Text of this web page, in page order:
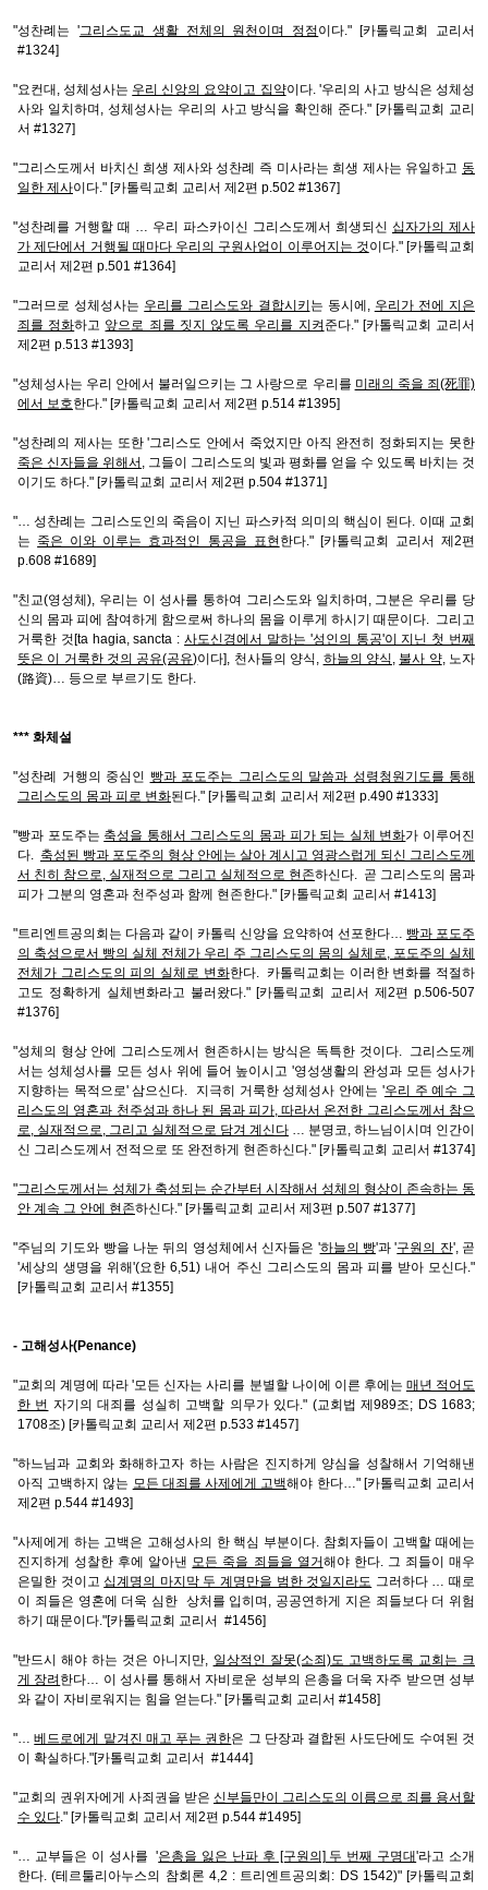
"성찬례는 '그리스도교 생활 전체의 원천이며 정점 이다." [카톨릭교회 교리서
#1324]
"요컨대, 성체성사는 우리 신앙의 요약이고 집약이다. '우리의 사고 방식은 성체성
사와 일치하며, 성체성사는 우리의 사고 방식을 확인해 준다." [카톨릭교회 교리
서 #1327]
"그리스도께서 바치신 희생 제사와 성찬례 즉 미사라는 희생 제사는 유일하고 동
일한 제사이다." [카톨릭교회 교리서 제2편 p.502 #1367]
"성찬례를 거행할 때 … 우리 파스카이신 그리스도께서 희생되신 십자가의 제사
가 제단에서 거행될 때마다 우리의 구원사업이 이루어지는 것이다." [카톨릭교회
교리서 제2편 p.501 #1364]
"그러므로 성체성사는 우리를 그리스도와 결합시키 는 동시에, 우리가 전에 지은
죄를 정화하고 앞으로 죄를 짓지 않도록 우리를 지켜 준다." [카톨릭교회 교리서
제2편 p.513 #1393]
"성체성사는 우리 안에서 불러일으키는 그 사랑으로 우리를 미래의 죽을 죄(死罪)
에서 보호한다." [카톨릭교회 교리서 제2편 p.514 #1395]
"성찬례의 제사는 또한 '그리스도 안에서 죽었지만 아직 완전히 정화되지는 못한
죽은 신자들을 위해서 , 그들이 그리스도의 빛과 평화를 얻을 수 있도록 바치는 것
이기도 하다." [카톨릭교회 교리서 제2편 p.504 #1371]
"… 성찬례는 그리스도인의 죽음이 지닌 파스카적 의미의 핵심이 된다. 이때 교회
는 죽은 이와 이루는 효과적인 통공을 표현 한다." [카톨릭교회 교리서 제2편
p.608 #1689]
"친교(영성체), 우리는 이 성사를 통하여 그리스도와 일치하며, 그분은 우리를 당
신의 몸과 피에 참여하게 함으로써 하나의 몸을 이루게 하시기 때문이다. 그리고
거룩한 것[ta hagia, sancta :사도신경에서 말하는 '성인의 통공'이 지닌 첫 번째
뜻은 이 거룩한 것의 공유(공유)이다], 천사들의 양식, 하늘의 양식, 불사 약, 노자
(路資)… 등으로 부르기도 한다.
*** 화체설
"성찬례 거행의 중심인 빵과 포도주는 그리스도의 말씀과 성령청원기도를 통해
그리스도의 몸과 피로 변화된다." [카톨릭교회 교리서 제2편 p.490 #1333]
"빵과 포도주는 축성을 통해서 그리스도의 몸과 피가 되는 실체 변화가 이루어진
다. 축성된 빵과 포도주의 형상 안에는 살아 계시고 영광스럽게 되신 그리스도께
서 친히 참으로, 실재적으로 그리고 실체적으로 현존하신다. 곧 그리스도의 몸과
피가 그분의 영혼과 천주성과 함께 현존한다." [카톨릭교회 교리서 #1413]
"트리엔트공의회는 다음과 같이 카톨릭 신앙을 요약하여 선포한다… 빵과 포도주
의 축성으로서 빵의 실체 전체가 우리 주 그리스도의 몸의 실체로, 포도주의 실체
전체가 그리스도의 피의 실체로 변화한다. 카톨릭교회는 이러한 변화를 적절하
고도 정확하게 실체변화라고 불러왔다." [카톨릭교회 교리서 제2편 p.506-507
#1376]
"성체의 형상 안에 그리스도께서 현존하시는 방식은 독특한 것이다. 그리스도께
서는 성체성사를 모든 성사 위에 들어 높이시고 '영성생활의 완성과 모든 성사가
지향하는 목적으로' 삼으신다. 지극히 거룩한 성체성사 안에는 '우리 주 예수 그
리스도의 영혼과 천주성과 하나 된 몸과 피가, 따라서 온전한 그리스도께서 참으
로, 실재적으로, 그리고 실체적으로 담겨 계신다 … 분명코, 하느님이시며 인간이
신 그리스도께서 전적으로 또 완전하게 현존하신다." [카톨릭교회 교리서 #1374]
"그리스도께서는 성체가 축성되는 순간부터 시작해서 성체의 형상이 존속하는 동
안 계속 그 안에 현존하신다." [카톨릭교회 교리서 제3편 p.507 #1377]
"주님의 기도와 빵을 나눈 뒤의 영성체에서 신자들은 '하늘의 빵'과 '구원의 잔', 곧
'세상의 생명을 위해'(요한 6,51) 내어 주신 그리스도의 몸과 피를 받아 모신다."
[카톨릭교회 교리서 #1355]
- 고해성사(Penance)
"교회의 계명에 따라 '모든 신자는 사리를 분별할 나이에 이른 후에는 매년 적어도
한 번 자기의 대죄를 성실히 고백할 의무가 있다." (교회법 제989조; DS 1683;
1708조) [카톨릭교회 교리서 제2편 p.533 #1457]
"하느님과 교회와 화해하고자 하는 사람은 진지하게 양심을 성찰해서 기억해낸
아직 고백하지 않는 모든 대죄를 사제에게 고백해야 한다…" [카톨릭교회 교리서
제2편 p.544 #1493]
"사제에게 하는 고백은 고해성사의 한 핵심 부분이다. 참회자들이 고백할 때에는
진지하게 성찰한 후에 알아낸 모든 죽을 죄들을 열거해야 한다. 그 죄들이 매우
은밀한 것이고십계명의 마지막 두 계명만을 범한 것일지라도 그러하다 … 때로
이 죄들은 영혼에 더욱 심한 상처를 입히며, 공공연하게 지은 죄들보다 더 위험
하기 때문이다."[카톨릭교회 교리서 #1456]
"반드시 해야 하는 것은 아니지만, 일상적인 잘못(소죄)도 고백하도록 교회는 크
게 장려 한다… 이 성사를 통해서 자비로운 성부의 은총을 더욱 자주 받으면 성부
와 같이 자비로워지는 힘을 얻는다." [카톨릭교회 교리서 #1458]
"…베드로에게 맡겨진 매고 푸는 권한은 그 단장과 결합된 사도단에도 수여된 것
이 확실하다."[카톨릭교회 교리서 #1444]
"교회의 권위자에게 사죄권을 받은 신부들만이 그리스도의 이름으로 죄를 용서할
수 있다." [카톨릭교회 교리서 제2편 p.544 #1495]
"… 교부들은 이 성사를 '은총을 잃은 난파 후 [구원의] 두 번째 구명대'라고 소개
한다. (테르툴리아누스의 참회론 4,2 : 트리엔트공의회: DS 1542)" [카톨릭교회